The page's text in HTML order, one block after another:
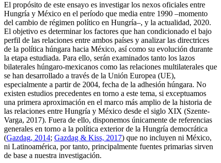
El propósito de este ensayo es investigar los nexos oficiales entre
Hungría y México en el período que media entre 1990 –momento
del cambio de régimen político en Hungría–, y la actualidad, 2020.
El objetivo es determinar los factores que han condicionado el bajo
perfil de las relaciones entre ambos países y analizar las directrices
de la política húngara hacia México, así como su evolución durante
la etapa estudiada. Para ello, serán examinados tanto los lazos
bilaterales húngaro-mexicanos como las relaciones multilaterales que
se han desarrollado a través de la Unión Europea (UE),
especialmente a partir de 2004, fecha de la adhesión húngara. No
existen estudios precedentes en torno a este tema, si exceptuamos
una primera aproximación en el marco más amplio de la historia de
las relaciones entre Hungría y México desde el siglo XIX (Szente-
Varga, 2017). Fuera de ello, disponemos únicamente de referencias
generales en torno a la política exterior de la Hungría democrática
(Gazdag, 2014; Gazdag & Kiss, 2017) que no incluyen ni México,
ni Latinoamérica, por tanto, principalmente fuentes primarias sirven
de base a nuestra investigación.